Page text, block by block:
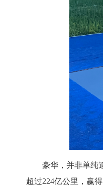
豪华，并非单纯
超过224亿公里，赢